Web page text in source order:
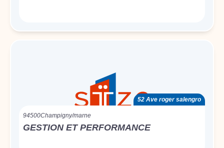
52 Ave roger salengro
94500Champigny/marne
GESTION ET PERFORMANCE